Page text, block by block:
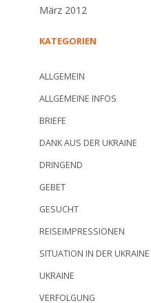
März 2012
KATEGORIEN
ALLGEMEIN
ALLGEMEINE INFOS
BRIEFE
DANK AUS DER UKRAINE
DRINGEND
GEBET
GESUCHT
REISEIMPRESSIONEN
SITUATION IN DER UKRAINE
UKRAINE
VERFOLGUNG